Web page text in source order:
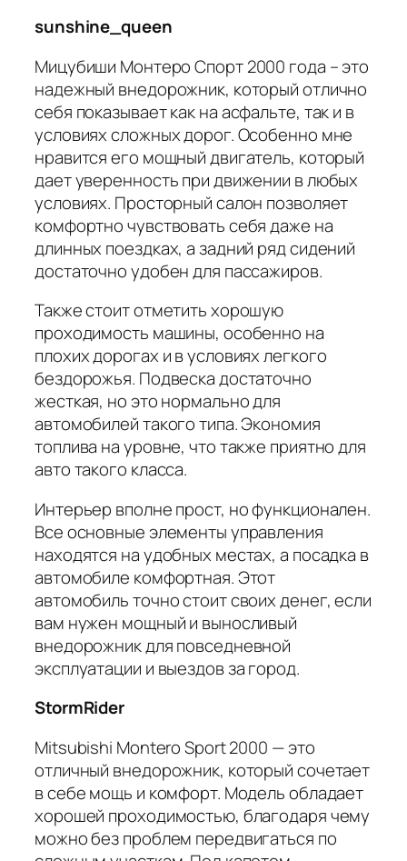
sunshine_queen
Мицубиши Монтеро Спорт 2000 года – это
надежный внедорожник, который отлично
себя показывает как на асфальте, так и в
условиях сложных дорог. Особенно мне
нравится его мощный двигатель, который
дает уверенность при движении в любых
условиях. Просторный салон позволяет
комфортно чувствовать себя даже на
длинных поездках, а задний ряд сидений
достаточно удобен для пассажиров.
Также стоит отметить хорошую
проходимость машины, особенно на
плохих дорогах и в условиях легкого
бездорожья. Подвеска достаточно
жесткая, но это нормально для
автомобилей такого типа. Экономия
топлива на уровне, что также приятно для
авто такого класса.
Интерьер вполне прост, но функционален.
Все основные элементы управления
находятся на удобных местах, а посадка в
автомобиле комфортная. Этот
автомобиль точно стоит своих денег, если
вам нужен мощный и выносливый
внедорожник для повседневной
эксплуатации и выездов за город.
StormRider
Mitsubishi Montero Sport 2000 — это
отличный внедорожник, который сочетает
в себе мощь и комфорт. Модель обладает
хорошей проходимостью, благодаря чему
можно без проблем передвигаться по